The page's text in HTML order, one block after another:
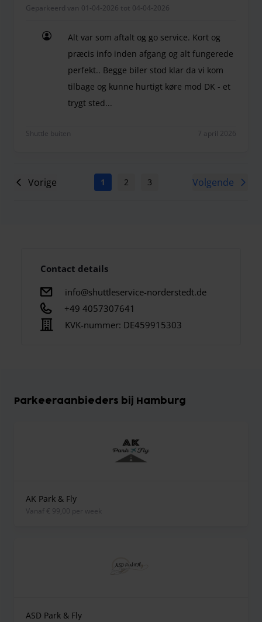
Geparkeerd van 01-04-2026 tot 04-04-2026
Alt var som aftalt og go service. Kort og
præcis info inden afgang og alt fungerede
perfekt.. Begge biler stod klar da vi kom
tilbage og kunne hurtigt køre mod DK - et
trygt sted...
Shuttle buiten 7 april 2026
Vorige 1 2 3 5 6 7
Volgende
Contact details
info@shuttleservice-norderstedt.de
+49 4057307641
KVK-nummer: DE459915303
Parkeeraanbieders bij Hamburg
AK Park & Fly
vanaf € 99,00 per week
ASD Park & Fly